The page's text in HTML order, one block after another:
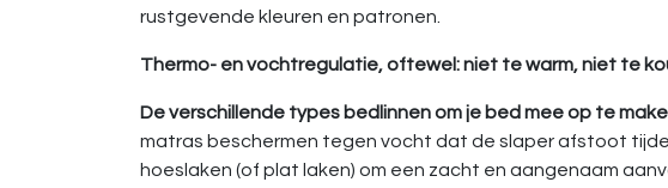
rustgevende kleuren en patronen.
Thermo- en vochtregulatie, oftewel: niet te warm, niet te
De verschillende types bedlinnen om je bed mee op te
matras beschermen tegen vocht dat de slaper afstoot
hoeslaken (of plat laken) om een zacht en aangenaam